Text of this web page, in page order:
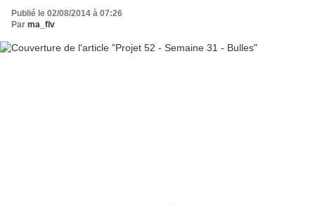
Publié le 02/08/2014 à 07:26
Par ma_flv